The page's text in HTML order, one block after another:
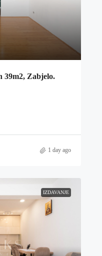
39m2, Zabjelo.
1 day ago
IZDAVANJE